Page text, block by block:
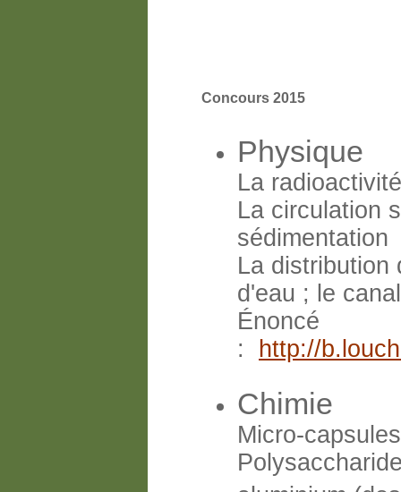
Concours 2015
Physique
La
La circulation
sédimentation
La distribution
d'eau ; le
Énoncé
:
http://
Chimie
Micro-